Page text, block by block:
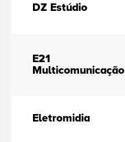
DZ Estúdio
E21
Multicomunicação
Eletromidia